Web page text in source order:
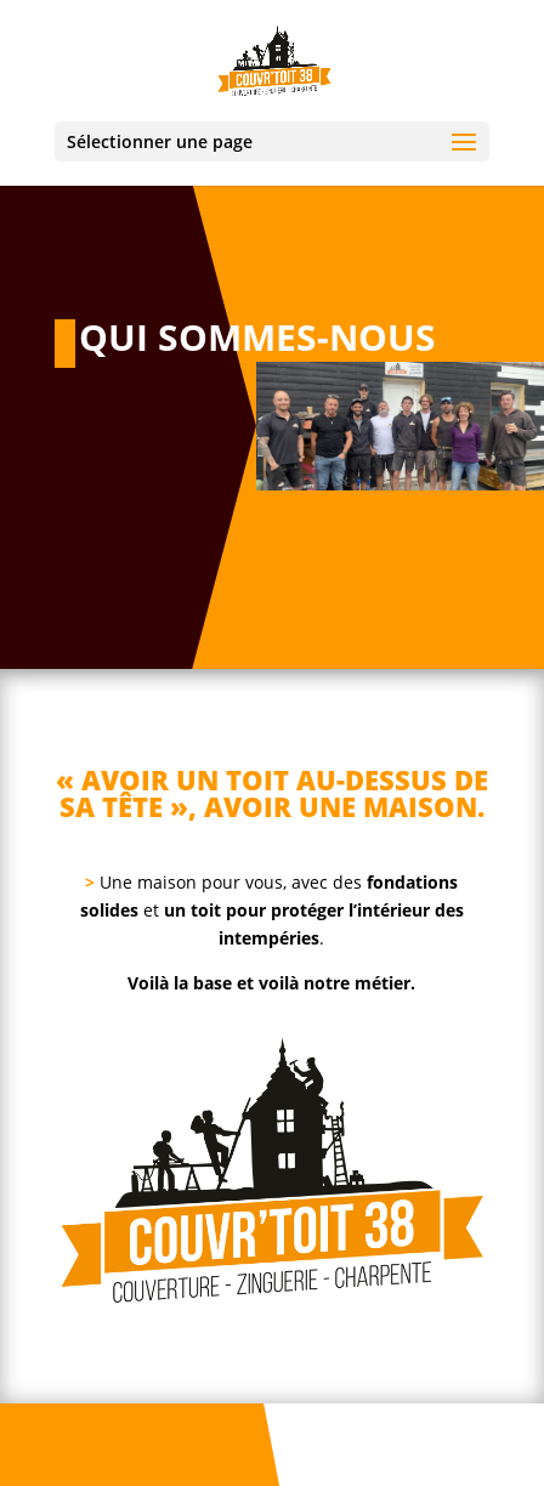
Sélectionner une page
QUI SOMMES-NOUS
« AVOIR UN TOIT AU-DESSUS DE
SA TÊTE », AVOIR UNE MAISON.
> Une maison pour vous, avec desfondations
solideset un toit pour protéger l’intérieur des
intempéries.
Voilà la base et voilà notre métier.